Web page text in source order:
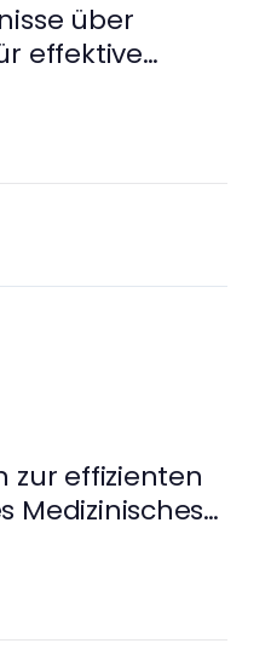
über
effektive
zur effizienten
Medizinisches